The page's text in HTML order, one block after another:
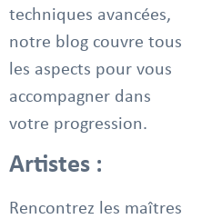
techniques avancées,
notre blog couvre tous
les aspects pour vous
accompagner dans
votre progression.
Artistes :
Rencontrez les maîtres